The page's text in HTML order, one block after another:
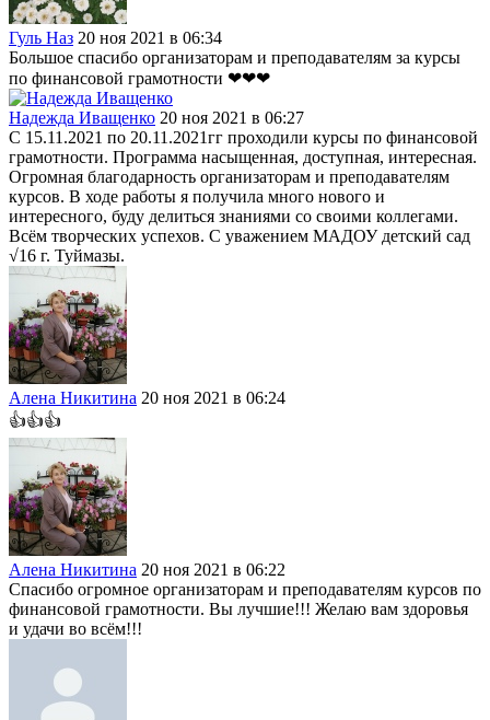
Гуль Наз 20 ноя 2021 в 06:34
Большое спасибо организаторам и преподавателям за курсы
по финансовой грамотности ❤❤❤
Надежда Иващенко 20 ноя 2021 в 06:27
С 15.11.2021 по 20.11.2021гг проходили курсы по финансовой
грамотности. Программа насыщенная, доступная, интересная.
Огромная благодарность организаторам и преподавателям
курсов. В ходе работы я получила много нового и
интересного, буду делиться знаниями со своими коллегами.
Всём творческих успехов. С уважением МАДОУ детский сад
√16 г. Туймазы.
Алена Никитина 20 ноя 2021 в 06:24
👍👍👍
Алена Никитина 20 ноя 2021 в 06:22
Спасибо огромное организаторам и преподавателям курсов по
финансовой грамотности. Вы лучшие!!! Желаю вам здоровья
и удачи во всём!!!